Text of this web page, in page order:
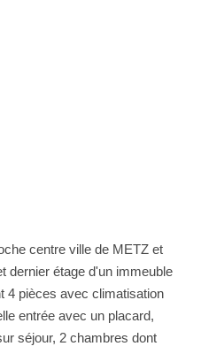
centre ville de METZ et
dernier étage d'un immeuble
4 pièces avec climatisation
entrée avec un placard,
séjour, 2 chambres dont